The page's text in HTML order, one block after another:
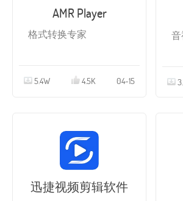
AMR Player
格式转换专家
5.4W 4.5K 04-15
迅捷视频剪辑软件